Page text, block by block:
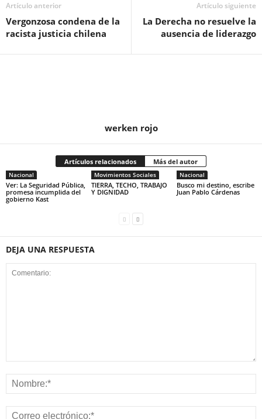
Artículo anterior
Vergonzosa condena de la
racista justicia chilena
Artículo siguiente
La Derecha no resuelve la
ausencia de liderazgo
werken rojo
Artículos relacionados Más del autor
Nacional
Ver: La Seguridad Pública,
promesa incumplida del
gobierno Kast
Movimientos Sociales
TIERRA, TECHO, TRABAJO
Y DIGNIDAD
Nacional
Busco mi destino, escribe
Juan Pablo Cárdenas
DEJA UNA RESPUESTA